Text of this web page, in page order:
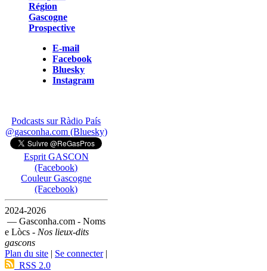
Région
Gascogne
Prospective
E-mail
Facebook
Bluesky
Instagram
Podcasts sur Ràdio País
@gasconha.com (Bluesky)
Esprit GASCON
(Facebook)
Couleur Gascogne
(Facebook)
2024-2026
— Gasconha.com - Noms
e Lòcs - Nos lieux-dits
gascons
Plan du site | Se connecter|
RSS 2.0